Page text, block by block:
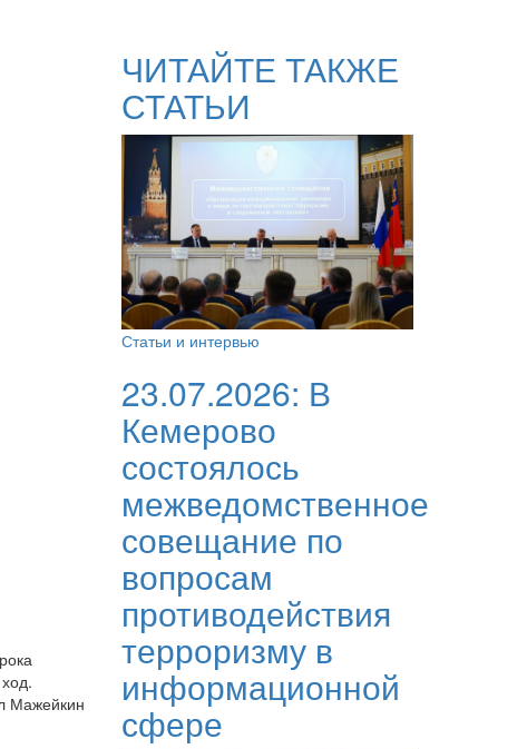
Мажейкин
ЧИТАЙТЕ ТАКЖЕ
СТАТЬИ
Статьи и интервью
23.07.2026: В
Кемерово
состоялось
межведомственное
совещание по
вопросам
противодействия
терроризму в
информационной
сфере